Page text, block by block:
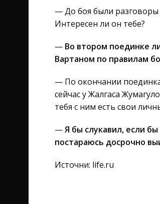
— До боя были
Интересен ли он тебе?
— Во втором поединке
Вартаном по правилам
— По окончании
сейчас у Жалгаса
тебя с ним есть свои
—Я бы слукавил, если
постараюсь досрочно
Источни: life.ru